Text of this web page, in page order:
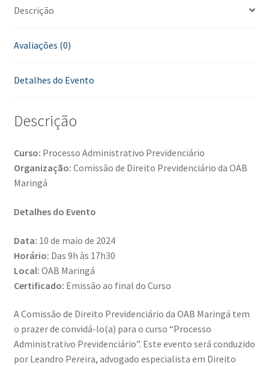
Descrição
Avaliações (0)
Detalhes do Evento
Descrição
Curso: Processo Administrativo Previdenciário
Organização: Comissão de Direito Previdenciário da OAB
Maringá
Detalhes do Evento
Data: 10 de maio de 2024
Horário: Das 9h às 17h30
Local: OAB Maringá
Certificado: Emissão ao final do Curso
A Comissão de Direito Previdenciário da OAB Maringá tem
o prazer de convidá-lo(a) para o curso “Processo
Administrativo Previdenciário”. Este evento será conduzido
por Leandro Pereira, advogado especialista em Direito